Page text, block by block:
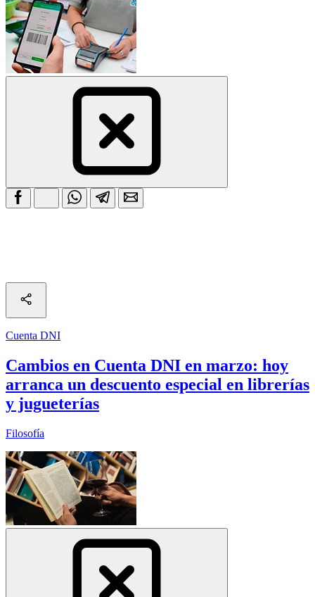
Cuenta DNI
Cambios en Cuenta DNI en marzo: hoy
arranca un descuento especial en librerías
y jugueterías
Filosofía